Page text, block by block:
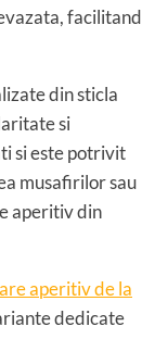
facilitand
din sticla
si
si este potrivit
musafirilor sau
aperitiv din
aperitiv de la
dedicate